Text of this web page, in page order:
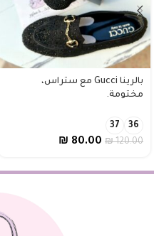
بالرينا Gucci مع ستراس،
مختومة.
36
37
₪120.00
₪ 80.00